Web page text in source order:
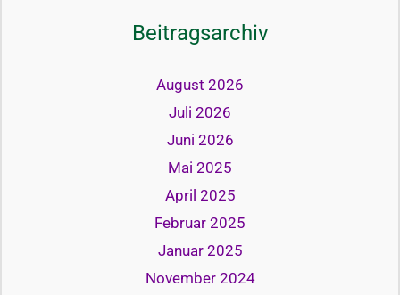
Beitragsarchiv
August 2026
Juli 2026
Juni 2026
Mai 2025
April 2025
Februar 2025
Januar 2025
November 2024